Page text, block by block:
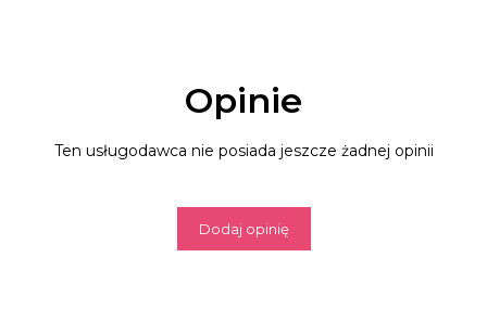
Opinie
Ten usługodawca nie posiada jeszcze żadnej opinii
Dodaj opinię